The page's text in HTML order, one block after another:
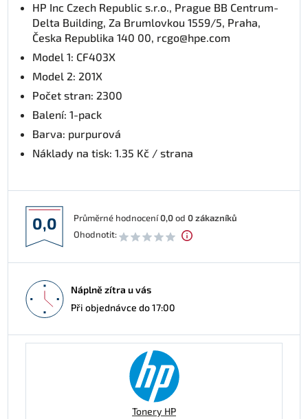
HP Inc Czech Republic s.r.o., Prague BB Centrum-
Delta Building, Za Brumlovkou 1559/5, Praha,
Česka Republika 140 00, rcgo@hpe.com
Model 1: CF403X
Model 2: 201X
Počet stran: 2300
Balení: 1-pack
Barva: purpurová
Náklady na tisk: 1.35 Kč / strana
0,0 Průměrné hodnocení0,0od 0zákazníků
Ohodnotit:
Náplně zítra u vás
Při objednávce do 17:00
Tonery HP